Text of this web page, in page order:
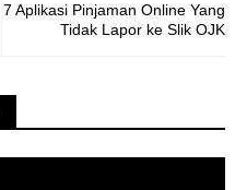
7 Aplikasi Pinjaman Online Yang
Tidak Lapor ke Slik OJK